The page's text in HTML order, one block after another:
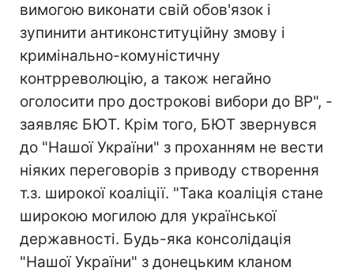
вимогою виконати свій обов'язок і
зупинити антиконституційну змову і
кримінально-комуністичну
контрреволюцію, а також негайно
оголосити про дострокові вибори до ВР", -
заявляє БЮТ. Крім того, БЮТ звернувся
до "Нашої України" з проханням не вести
ніяких переговорів з приводу створення
т.з. широкої коаліції. "Така коаліція стане
широкою могилою для української
державності. Будь-яка консолідація
"Нашої України" з донецьким кланом